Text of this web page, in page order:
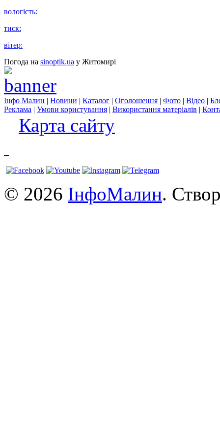
вологість:
тиск:
вітер:
Погода на sinoptik.ua у Житомирі
Інфо Малин | Новини | Каталог | Оголошення | Фото | Відео |
Реклама | Умови користування | Використання матеріалів |
Карта сайту
© 2026 ІнфоМалин.